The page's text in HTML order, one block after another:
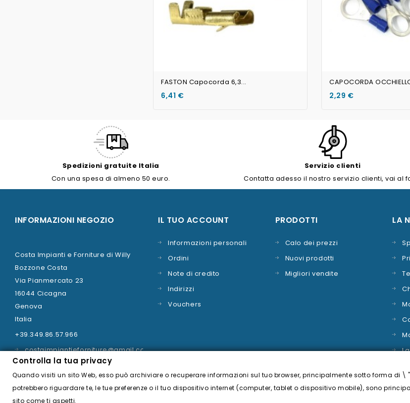
FASTON Capocorda 6,3...
6,41 €
CAPOCORDA
2,29 €
Spedizioni gratuite Italia
Con una spesa di almeno 50 euro.
Servizio clienti
Contatta adesso il nostro servizio clienti, vai al
contatti.
INFORMAZIONI NEGOZIO
Costa Impianti e Forniture di Willy
Bozzone Costa
Via Pianmercato 23
16044 Cicagna
Genova
Italia
+39.349.86.57.966
costaimpiantieforniture@gmail.com
IL TUO ACCOUNT
Informazioni personali
Ordini
Note di credito
Indirizzi
Vouchers
PRODOTTI
Calo dei prezzi
Nuovi prodotti
Migliori vendite
LA
Controlla la tua privacy
Quando visiti un sito Web, esso può archiviare o recuperare informazioni sul tuo browser, principalmente sotto forma di \
potrebbero riguardare te, le tue preferenze o il tuo dispositivo internet (computer, tablet o dispositivo mobile), sono
sito come ti aspetti.